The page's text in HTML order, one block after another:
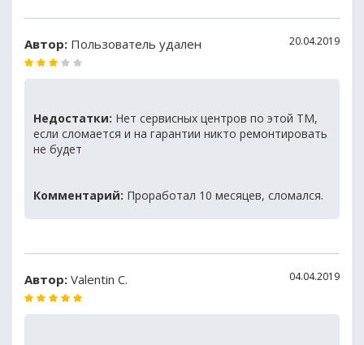
Автор: Пользователь удален 20.04.2019
Недостатки: Нет сервисных центров по этой ТМ,
если сломается и на гарантии никто ремонтировать
не будет
Комментарий: Проработал 10 месяцев, сломался.
Автор: Valentin C. 04.04.2019